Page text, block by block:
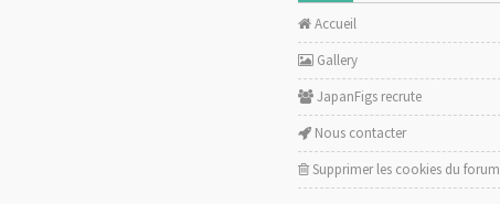
Accueil
Gallery
JapanFigs recrute
Nous contacter
Supprimer les cookies du forum